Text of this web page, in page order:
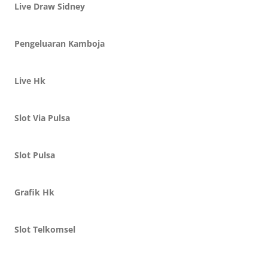
Live Draw Sidney
Pengeluaran Kamboja
Live Hk
Slot Via Pulsa
Slot Pulsa
Grafik Hk
Slot Telkomsel